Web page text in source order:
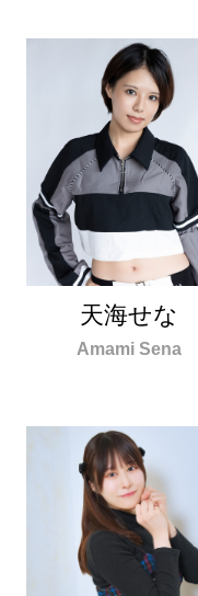
天海せな
Amami Sena